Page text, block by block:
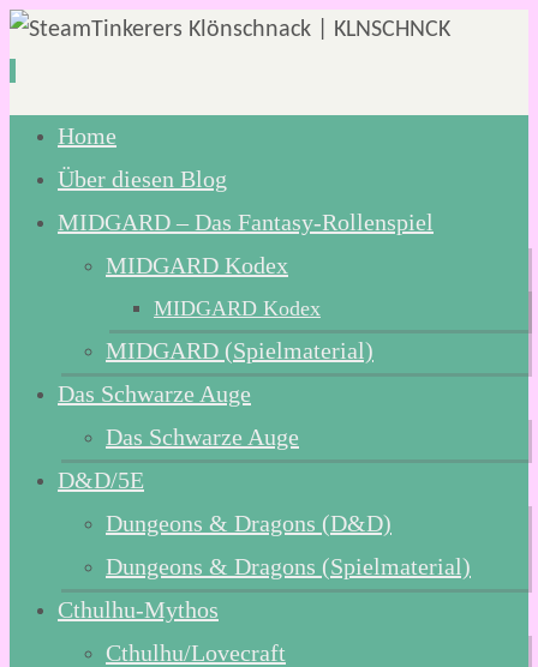
Zum
Inhalt
springen
Home
Über diesen Blog
MIDGARD – Das Fantasy-Rollenspiel
MIDGARD Kodex
MIDGARD Kodex
MIDGARD (Spielmaterial)
Das Schwarze Auge
Das Schwarze Auge
D&D/5E
Dungeons & Dragons (D&D)
Dungeons & Dragons (Spielmaterial)
Cthulhu-Mythos
Cthulhu/Lovecraft